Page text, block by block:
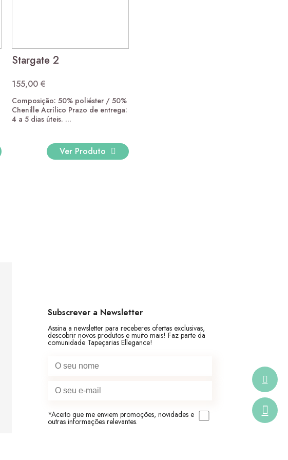
Stargate 2
155,00 €
Composição: 50% poliéster / 50%
Chenille Acrílico Prazo de entrega:
4 a 5 dias úteis. ...
Ver Produto
Subscrever a Newsletter
Assina a newsletter para receberes ofertas exclusivas,
descobrir novos produtos e muito mais! Faz parte da
comunidade Tapeçarias Ellegance!
*Aceito que me enviem promoções, novidades e
outras informações relevantes.